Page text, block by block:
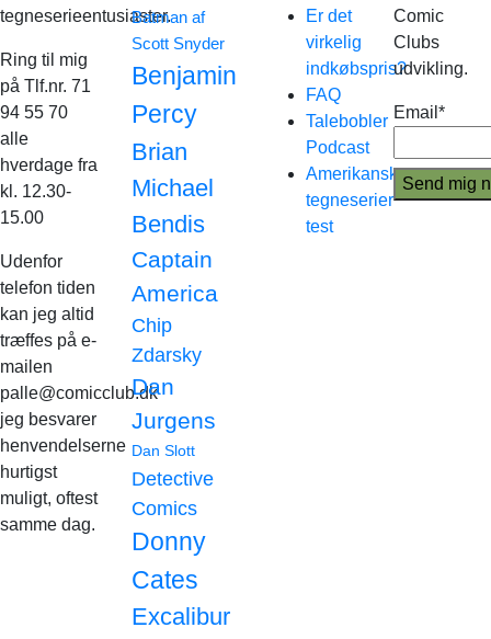
tegneserieentusiaster.
Ring til mig
på Tlf.nr. 71
94 55 70
alle
hverdage fra
kl. 12.30-
15.00
Udenfor
telefon tiden
kan jeg altid
træffes på e-
mailen
palle@comicclub.dk
jeg besvarer
henvendelserne
hurtigst
muligt, oftest
samme dag.
Batman af
Scott Snyder
Benjamin
Percy
Brian
Michael
Bendis
Captain
America
Chip
Zdarsky
Dan
Jurgens
Dan Slott
Detective
Comics
Donny
Cates
Excalibur
Er det
virkelig
indkøbspris?
FAQ
Talebobler
Podcast
Amerikanske
tegneserier
test
Comic
Clubs
udvikling.
Email*